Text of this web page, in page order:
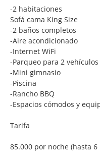
-2 habitaciones
Sofá cama King Size
-2 baños completos
-Aire acondicionado
-Internet WiFi
-Parqueo para 2 vehículos
-Mini gimnasio
-Piscina
-Rancho BBQ
-Espacios cómodos y
Tarifa
85.000 por noche (hasta 6